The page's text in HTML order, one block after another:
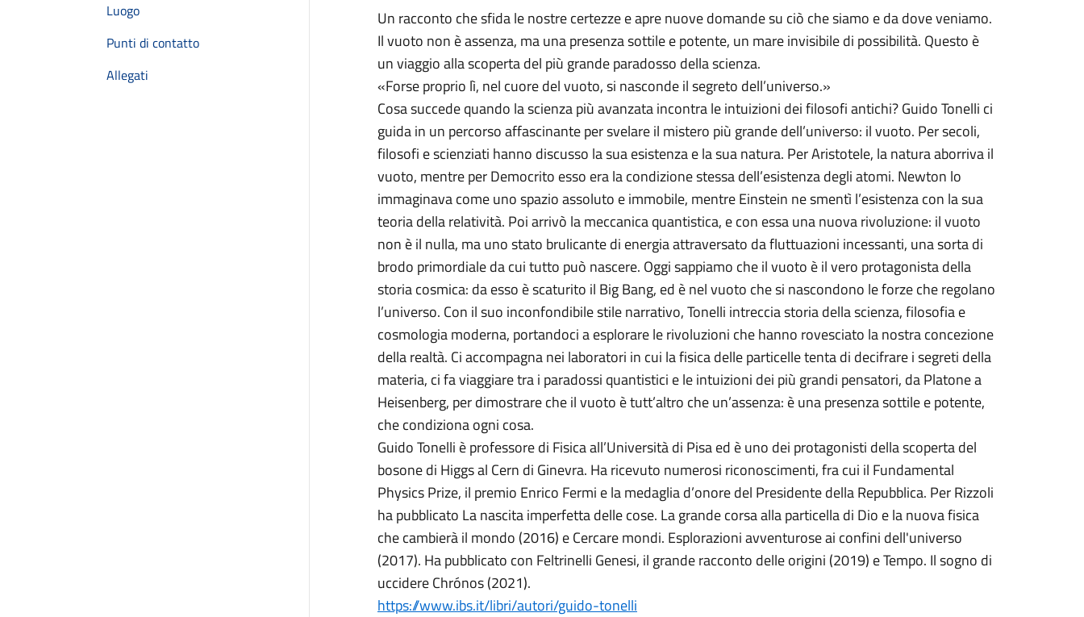
Luogo
Punti di contatto
Allegati
Un racconto che sfida le nostre certezze e apre nuove domande su ciò che siamo e da dove veniamo.
Il vuoto non è assenza, ma una presenza sottile e potente, un mare invisibile di possibilità. Questo è
un viaggio alla scoperta del più grande paradosso della scienza.
«Forse proprio lì, nel cuore del vuoto, si nasconde il segreto dell’universo.»
Cosa succede quando la scienza più avanzata incontra le intuizioni dei filosofi antichi? Guido Tonelli ci
guida in un percorso affascinante per svelare il mistero più grande dell’universo: il vuoto. Per secoli,
filosofi e scienziati hanno discusso la sua esistenza e la sua natura. Per Aristotele, la natura aborriva il
vuoto, mentre per Democrito esso era la condizione stessa dell’esistenza degli atomi. Newton lo
immaginava come uno spazio assoluto e immobile, mentre Einstein ne smentì l’esistenza con la sua
teoria della relatività. Poi arrivò la meccanica quantistica, e con essa una nuova rivoluzione: il vuoto
non è il nulla, ma uno stato brulicante di energia attraversato da fluttuazioni incessanti, una sorta di
brodo primordiale da cui tutto può nascere. Oggi sappiamo che il vuoto è il vero protagonista della
storia cosmica: da esso è scaturito il Big Bang, ed è nel vuoto che si nascondono le forze che regolano
l’universo. Con il suo inconfondibile stile narrativo, Tonelli intreccia storia della scienza, filosofia e
cosmologia moderna, portandoci a esplorare le rivoluzioni che hanno rovesciato la nostra concezione
della realtà. Ci accompagna nei laboratori in cui la fisica delle particelle tenta di decifrare i segreti della
materia, ci fa viaggiare tra i paradossi quantistici e le intuizioni dei più grandi pensatori, da Platone a
Heisenberg, per dimostrare che il vuoto è tutt’altro che un’assenza: è una presenza sottile e potente,
che condiziona ogni cosa.
Guido Tonelli è professore di Fisica all’Università di Pisa ed è uno dei protagonisti della scoperta del
bosone di Higgs al Cern di Ginevra. Ha ricevuto numerosi riconoscimenti, fra cui il Fundamental
Physics Prize, il premio Enrico Fermi e la medaglia d’onore del Presidente della Repubblica. Per Rizzoli
ha pubblicato La nascita imperfetta delle cose. La grande corsa alla particella di Dio e la nuova fisica
che cambierà il mondo (2016) e Cercare mondi. Esplorazioni avventurose ai confini dell'universo
(2017). Ha pubblicato con Feltrinelli Genesi, il grande racconto delle origini (2019) e Tempo. Il sogno di
uccidere Chrónos (2021).
https://www.ibs.it/libri/autori/guido-tonelli